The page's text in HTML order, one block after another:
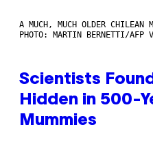
A MUCH, MUCH OLDER CHILEAN
PHOTO: MARTIN BERNETTI/AFP
Scientists
Hidden in 500-
Mummies